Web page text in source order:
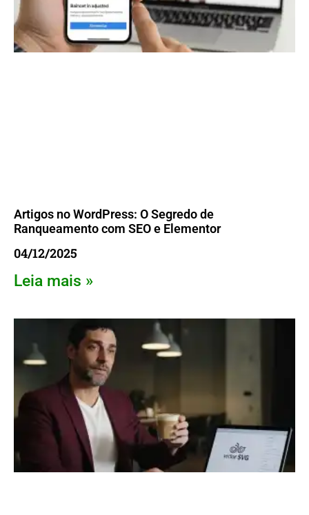
Artigos no WordPress: O Segredo de
Ranqueamento com SEO e Elementor
04/12/2025
Leia mais »